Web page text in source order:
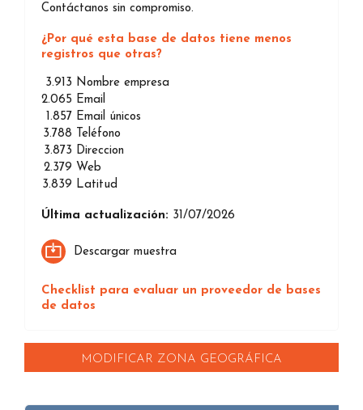
Contáctanos sin compromiso.
¿Por qué esta base de datos tiene menos
registros que otras?
3.913 Nombre empresa
2.065 Email
1.857 Email únicos
3.788
Teléfono
3.873 Direccion
2.379 Web
3.839 Latitud
Última actualización: 31/07/2026
Descargar muestra
Checklist para evaluar un proveedor de bases
de datos
MODIFICAR ZONA GEOGRÁFICA